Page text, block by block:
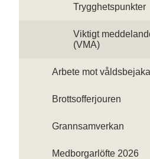
Trygghetspunkter
Viktigt
(VMA)
Arbete mot
Brottsofferjouren
Grannsamverkan
Medborgarlöfte 2026